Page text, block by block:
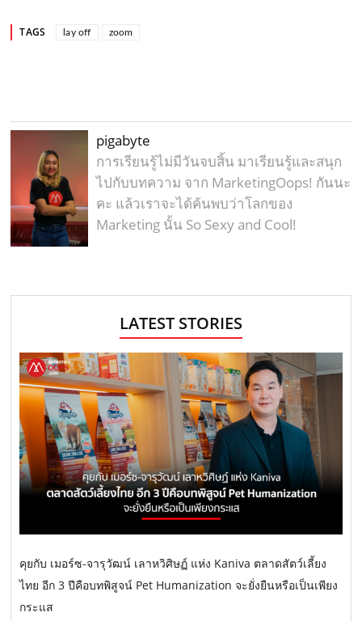
TAGS lay off zoom
pigabyte
การเรียนรู้ไม่มีวันจบสิ้น มาเรียนรู้และสนุก
ไปกับบทความ จาก MarketingOops! กันนะ
คะ แล้วเราจะได้ค้นพบว่าโลกของ
Marketing นั้น So Sexy and Cool!
LATEST STORIES
คุยกับ เมอร์ซ-จารุวัฒน์ เลาหวิศิษฏ์ แห่ง Kaniva ตลาดสัตว์เลี้ยง
ไทย อีก 3 ปีคือบทพิสูจน์ Pet Humanization จะยั่งยืนหรือเป็นเพียง
กระแส